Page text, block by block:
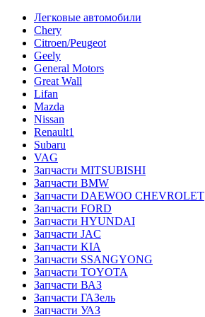
Легковые автомобили
Chery
Citroen/Peugeot
Geely
General Motors
Great Wall
Lifan
Mazda
Nissan
Renault1
Subaru
VAG
Запчасти MITSUBISHI
Запчасти BMW
Запчасти DAEWOO CHEVROLET
Запчасти FORD
Запчасти HYUNDAI
Запчасти JAC
Запчасти KIA
Запчасти SSANGYONG
Запчасти TOYOTA
Запчасти ВАЗ
Запчасти ГАЗель
Запчасти УАЗ